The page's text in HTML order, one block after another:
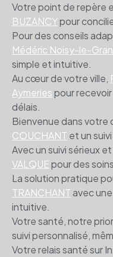
Votre point de repère
BUZANCYpour
Pour des conseils
Médéric Noisy-le-
simple et intuitive.
Au cœur de votre ville,
Aymeriespour
délais.
Bienvenue dans votre
COUCHANT et un
Avec un suivi sérieux
VALQUEpour des
La solution pratique
TRANCHANTavec
intuitive.
Votre santé, notre
suivi personnalisé,
Votre relais santé sur